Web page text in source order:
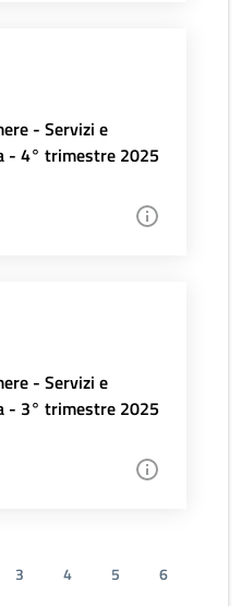
- Servizi e
- 4° trimestre 2025
- Servizi e
- 3° trimestre 2025
3 4 5
6